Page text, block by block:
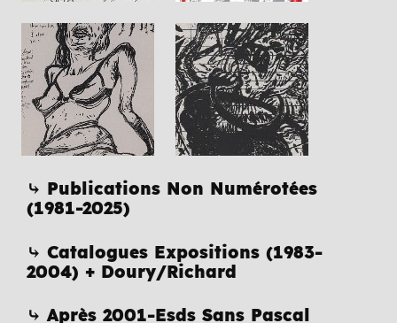
⤷ Publications Non Numérotées
(1981-2025)
⤷ Catalogues Expositions (1983-
2004) + Doury/Richard
⤷ Après 2001-Esds Sans Pascal